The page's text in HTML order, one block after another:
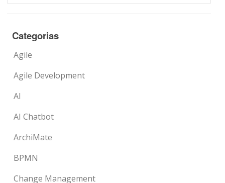
Categorias
Agile
Agile Development
AI
AI Chatbot
ArchiMate
BPMN
Change Management